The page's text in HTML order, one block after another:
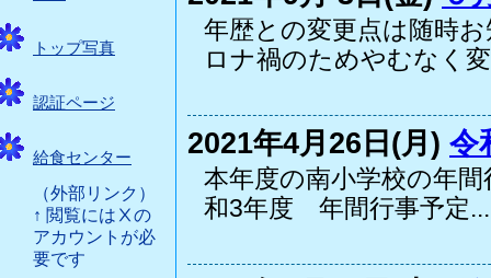
トップ写真
認証ページ
給食センター
（外部リンク）
↑ 閲覧にはⅩの
アカウントが必
要です
年歴との変更点は随時
ロナ禍のためやむなく
2021年4月26日(月) 令
本年度の南小学校の年
和3年度 年間行事予定...